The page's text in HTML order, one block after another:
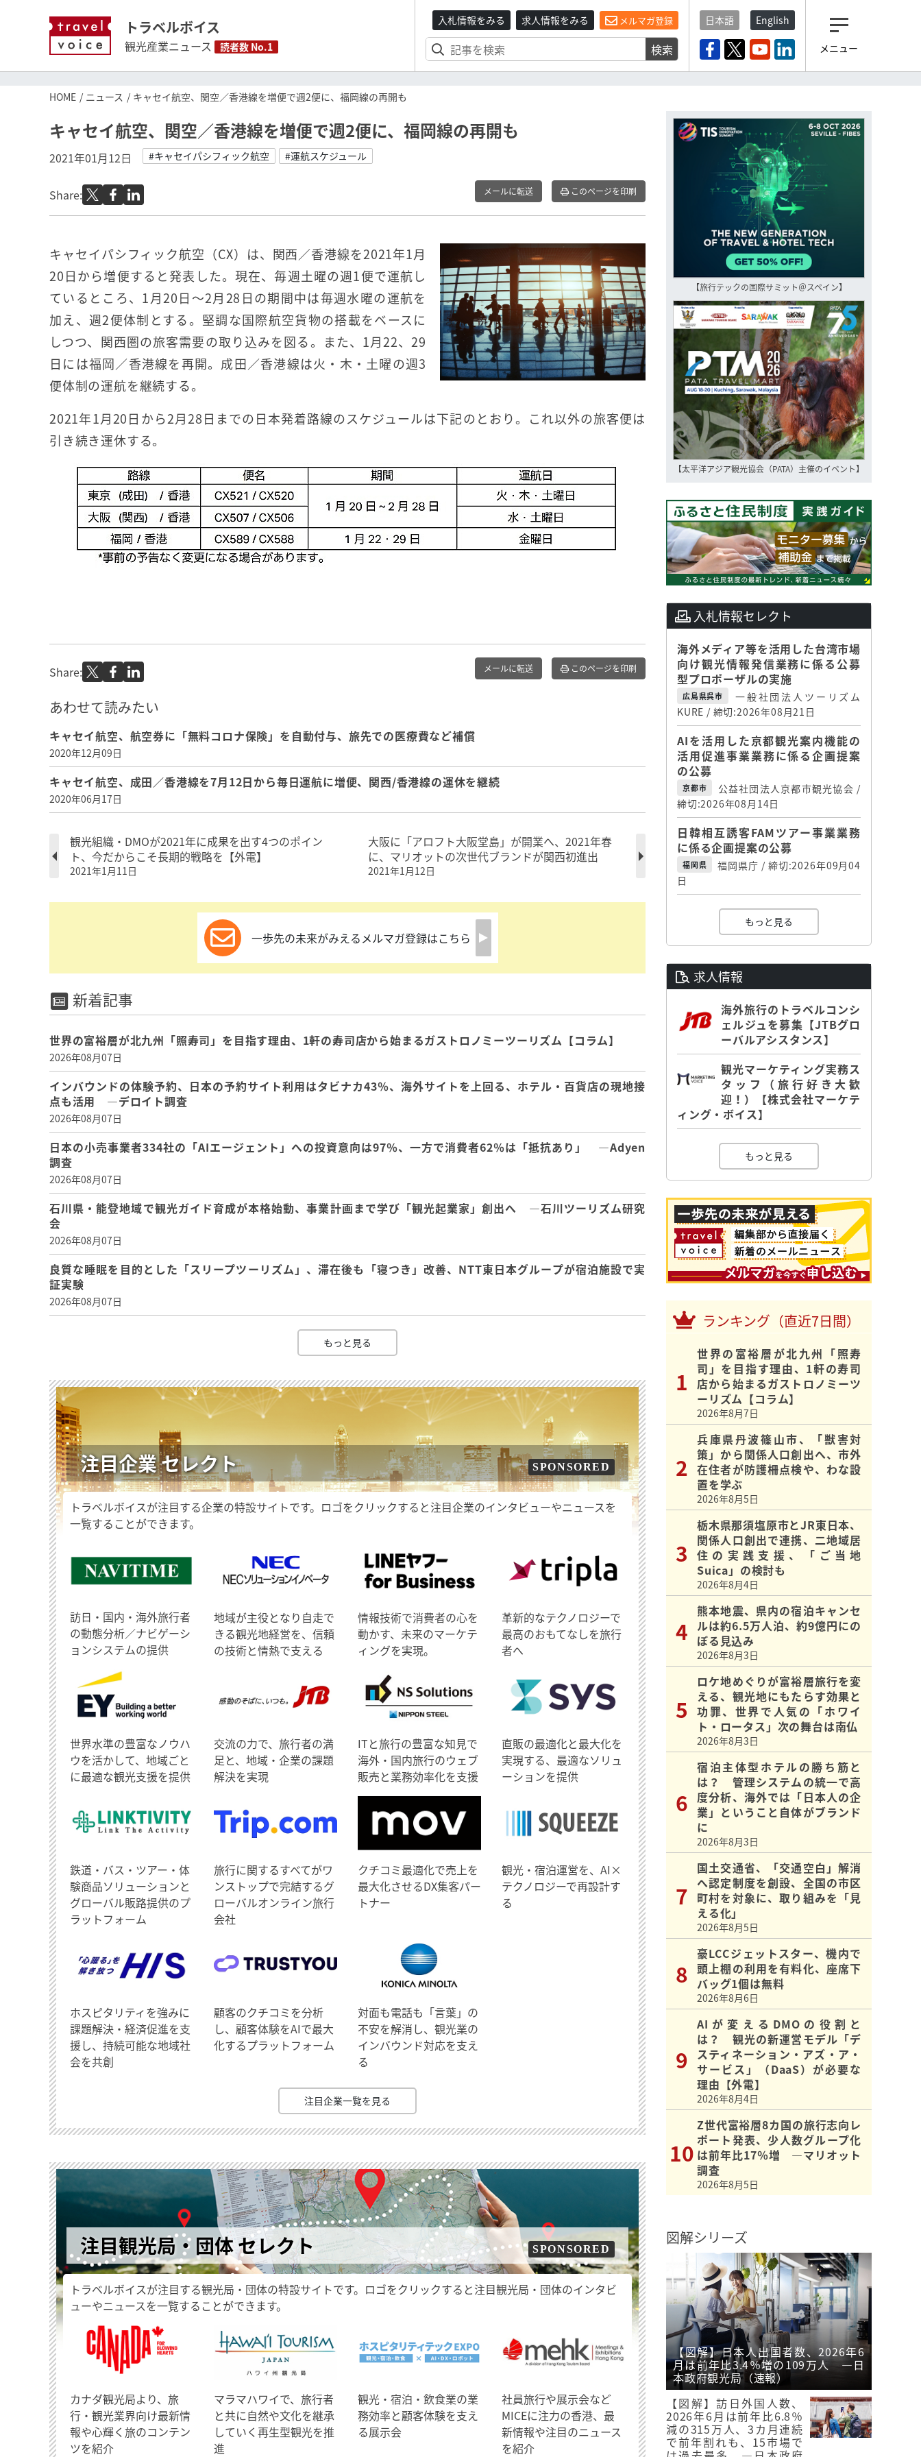
トラベルボイス
観光産業ニュース 読者数 No.1
入札情報をみる 求人情報をみる メルマガ登録
検索
日本語 English
メニュー
HOME ニュース キャセイ航空、関空／香港線を増便で週2便に、福岡線の再開も
キャセイ航空、関空／香港線を増便で週2便に、福岡線の再開も
2021年01月12日 #キャセイパシフィック航空 #運航スケジュール
Share: メールに転送 このページを印刷
キャセイパシフィック航空（CX）は、関西／香港線を2021年1月
20日から増便すると発表した。現在、毎週土曜の週1便で運航し
ているところ、1月20日～2月28日の期間中は毎週水曜の運航を
加え、週2便体制とする。堅調な国際航空貨物の搭載をベースに
しつつ、関西圏の旅客需要の取り込みを図る。また、1月22、29
日には福岡／香港線を再開。成田／香港線は火・木・土曜の週3
便体制の運航を継続する。
2021年1月20日から2月28日までの日本発着路線のスケジュールは下記のとおり。これ以外の旅客便は
引き続き運休する。
Share: メールに転送 このページを印刷
あわせて読みたい
キャセイ航空、航空券に「無料コロナ保険」を自動付与、旅先での医療費など補償
2020年12月09日
キャセイ航空、成田／香港線を7月12日から毎日運航に増便、関西/香港線の運休を継続
2020年06月17日
観光組織・DMOが2021年に成果を出す4つのポイン
ト、今だからこそ長期的戦略を【外電】
2021年1月11日
大阪に「アロフト大阪堂島」が開業へ、2021年春
に、マリオットの次世代ブランドが関西初進出
2021年1月12日
一歩先の未来がみえるメルマガ登録はこちら
新着記事
世界の富裕層が北九州「照寿司」を目指す理由、1軒の寿司店から始まるガストロノミーツーリズム【コラム】
2026年08月07日
インバウンドの体験予約、日本の予約サイト利用はタビナカ43％、海外サイトを上回る、ホテル・百貨店の現地接
点も活用 ―デロイト調査
2026年08月07日
日本の小売事業者334社の「AIエージェント」への投資意向は97％、一方で消費者62％は「抵抗あり」 ―Adyen
調査
2026年08月07日
石川県・能登地域で観光ガイド育成が本格始動、事業計画まで学び「観光起業家」創出へ ―石川ツーリズム研究
会
2026年08月07日
良質な睡眠を目的とした「スリープツーリズム」、滞在後も「寝つき」改善、NTT東日本グループが宿泊施設で実
証実験
2026年08月07日
もっと見る
注目企業 セレクト SPONSORED
トラベルボイスが注目する企業の特設サイトです。ロゴをクリックすると注目企業のインタビューやニュースを
一覧することができます。
訪日・国内・海外旅行者
の動態分析／ナビゲーシ
ョンシステムの提供
地域が主役となり自走で
きる観光地経営を、信頼
の技術と情熱で支える
情報技術で消費者の心を
動かす、未来のマーケテ
ィングを実現。
革新的なテクノロジーで
最高のおもてなしを旅行
者へ
世界水準の豊富なノウハ
ウを活かして、地域ごと
に最適な観光支援を提供
交流の力で、旅行者の満
足と、地域・企業の課題
解決を実現
ITと旅行の豊富な知見で
海外・国内旅行のウェブ
販売と業務効率化を支援
直販の最適化と最大化を
実現する、最適なソリュ
ーションを提供
鉄道・バス・ツアー・体
験商品ソリューションと
グローバル販路提供のプ
ラットフォーム
旅行に関するすべてがワ
ンストップで完結するグ
ローバルオンライン旅行
会社
クチコミ最適化で売上を
最大化させるDX集客パー
トナー
観光・宿泊運営を、AI×
テクノロジーで再設計す
る
ホスピタリティを強みに
課題解決・経済促進を支
援し、持続可能な地域社
会を共創
顧客のクチコミを分析
し、顧客体験をAIで最大
化するプラットフォーム
対面も電話も「言葉」の
不安を解消し、観光業の
インバウンド対応を支え
る
注目企業一覧を見る
注目観光局・団体 セレクト SPONSORED
トラベルボイスが注目する観光局・団体の特設サイトです。ロゴをクリックすると注目観光局・団体のインタビ
ューやニュースを一覧することができます。
​カナダ観光局より、旅
行・観光業界向け最新情
報や心輝く旅のコンテン
ツを紹介
マラマハワイで、旅行者
と共に自然や文化を継承
していく再生型観光を推
進
観光・宿泊・飲食業の業
務効率と顧客体験を支え
る展示会
社員旅行や展示会など
MICEに注力の香港、最
新情報や注目のニュース
を紹介
【旅行テックの国際サミット＠スペイン】
【太平洋アジア観光協会（PATA）主催のイベント】
入札情報セレクト
海外メディア等を活用した台湾市場
向け観光情報発信業務に係る公募
型プロポーザルの実施
広島県呉市
一般社団法人ツーリズム
KURE / 締切:2026年08月21日
AIを活用した京都観光案内機能の
活用促進事業業務に係る企画提案
の公募
京都市
公益社団法人京都市観光協会 /
締切:2026年08月14日
日韓相互誘客FAMツアー事業業務
に係る企画提案の公募
福岡県
福岡県庁 / 締切:2026年09月04
日
もっと見る
求人情報
海外旅行のトラベルコンシ
ェルジュを募集【JTBグロ
ーバルアシスタンス】
観光マーケティング実務ス
タッフ（旅行好き大歓
迎！）【株式会社マーケテ
ィング・ボイス】
もっと見る
ランキング（直近7日間）
世界の富裕層が北九州「照寿
司」を目指す理由、1軒の寿司
店から始まるガストロノミーツ
ーリズム【コラム】
2026年8月7日
兵庫県丹波篠山市、「獣害対
策」から関係人口創出へ、市外
在住者が防護柵点検や、わな設
置を学ぶ
2026年8月5日
栃木県那須塩原市とJR東日本、
関係人口創出で連携、二地域居
住の実践支援、「ご当地
Suica」の検討も
2026年8月4日
熊本地震、県内の宿泊キャンセ
ルは約6.5万人泊、約9億円にの
ぼる見込み
2026年8月3日
ロケ地めぐりが富裕層旅行を変
える、観光地にもたらす効果と
功罪、世界で人気の「ホワイ
ト・ロータス」次の舞台は南仏
2026年8月3日
宿泊主体型ホテルの勝ち筋と
は？ 管理システムの統一で高
度分析、海外では「日本人の企
業」ということ自体がブランド
に
2026年8月3日
国土交通省、「交通空白」解消
へ認定制度を創設、全国の市区
町村を対象に、取り組みを「見
える化」
2026年8月5日
豪LCCジェットスター、機内で
頭上棚の利用を有料化、座席下
バッグ1個は無料
2026年8月6日
AIが変えるDMOの役割と
は？ 観光の新運営モデル「デ
スティネーション・アズ・ア・
サービス」（DaaS）が必要な
理由【外電】
2026年8月4日
Z世代富裕層8カ国の旅行志向レ
ポート発表、少人数グループ化
は前年比17％増 ―マリオット
調査
2026年8月5日
図解シリーズ
【図解】日本人出国者数、2026年6
月は前年比3.4％増の109万人 ―日
本政府観光局（速報）
【図解】訪日外国人数、
2026年6月は前年比6.8％
減の315万人、3カ月連続
で前年割れも、15市場で
観光産業ニュース「トラベ
登録済みですよね？
もし未だ登録していないなら…
いますぐ登録する